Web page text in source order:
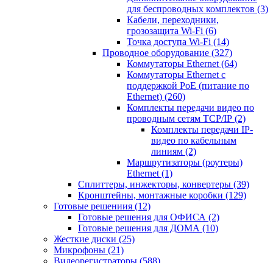
для беспроводных комплектов (3)
Кабели, переходники,
грозозащита Wi-Fi (6)
Точка доступа Wi-Fi (14)
Проводное оборудование (327)
Коммутаторы Ethernet (64)
Коммутаторы Ethernet с
поддержкой PoE (питание по
Ethernet) (260)
Комплекты передачи видео по
проводным сетям TCP/IP (2)
Комплекты передачи IP-
видео по кабельным
линиям (2)
Маршрутизаторы (роутеры)
Ethernet (1)
Сплиттеры, инжекторы, конвертеры (39)
Кронштейны, монтажные коробки (129)
Готовые решениия (12)
Готовые решения для ОФИСА (2)
Готовые решения для ДОМА (10)
Жесткие диски (25)
Микрофоны (21)
Видеорегистраторы (588)